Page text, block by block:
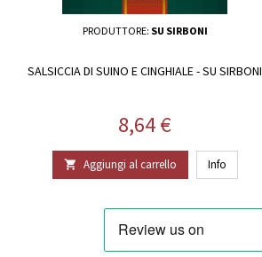
PRODUTTORE: SU SIRBONI
SALSICCIA DI SUINO E CINGHIALE - SU SIRBONI
Prezzo
8,64 €
 Aggiungi al carrello Info